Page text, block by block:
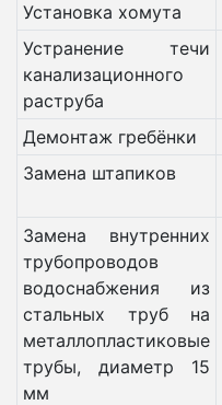
Установка хомута
Устранение течи
канализационного
раструба
Демонтаж гребёнки
Замена штапиков
Замена внутренних
трубопроводов
водоснабжения из
стальных труб на
металлопластиковые
трубы, диаметр 15
мм